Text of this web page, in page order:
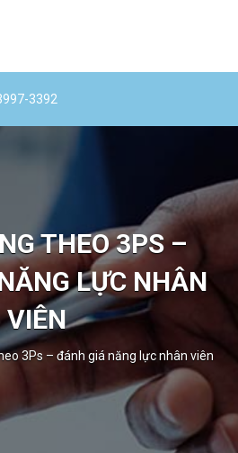
3392
THEO 3PS –
LỰC NHÂN
VIÊN
3Ps – đánh giá năng lực nhân viên